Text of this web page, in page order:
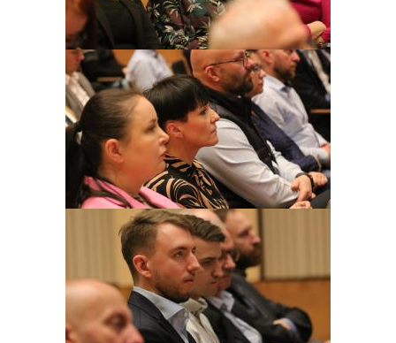
Obraz